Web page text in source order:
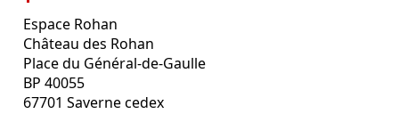
Espace Rohan
Château des Rohan
Place du Général-de-Gaulle
BP 40055
67701 Saverne cedex